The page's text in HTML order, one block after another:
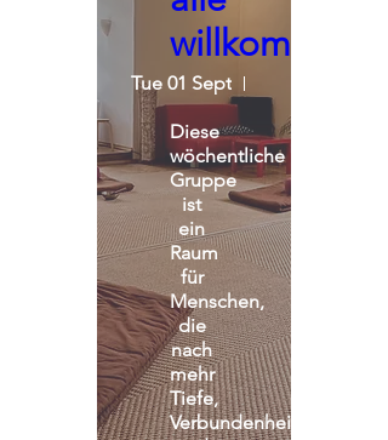
willkommen
Tue 01 Sept
Diese
wöchentliche
Gruppe
ist
ein
Raum
für
Menschen,
die
nach
mehr
Tiefe,
Verbundenheit